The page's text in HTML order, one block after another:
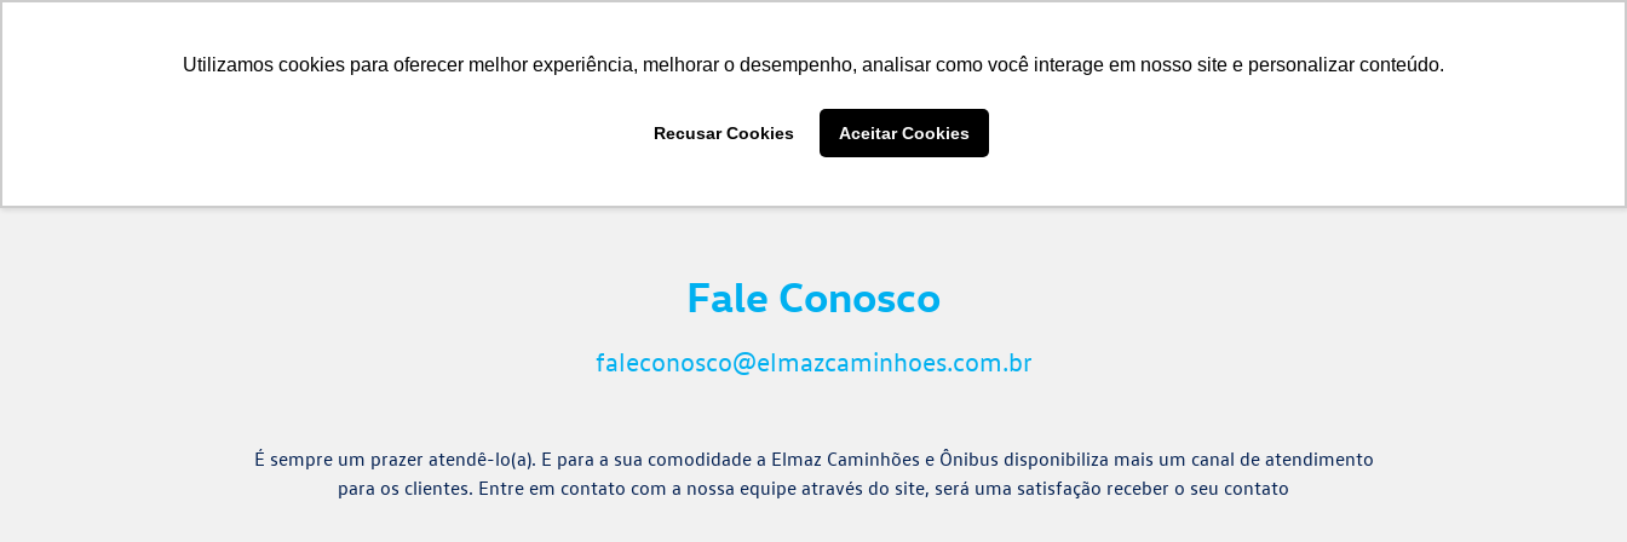
Utilizamos cookies para oferecer melhor experiência, melhorar o desempenho, analisar como você interage em nosso site e personalizar conteúdo.
Recusar Cookies Aceitar Cookies
Fale Conosco
faleconosco@elmazcaminhoes.com.br
É sempre um prazer atendê-lo(a). E para a sua comodidade a Elmaz Caminhões e Ônibus disponibiliza mais um canal de atendimento
para os clientes. Entre em contato com a nossa equipe através do site, será uma satisfação receber o seu contato